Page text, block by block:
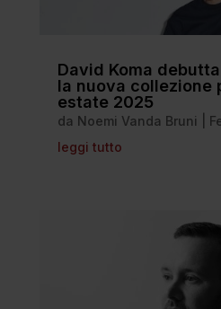
David Koma
la nuova collezione
estate 2025
da Noemi Vanda Bruni
leggi tutto